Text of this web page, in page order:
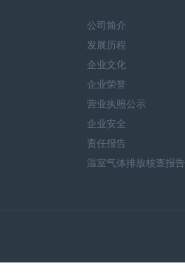
公司简介
发展历程
企业文化
企业荣誉
营业执照公示
企业安全
责任报告
温室气体排放核查报告